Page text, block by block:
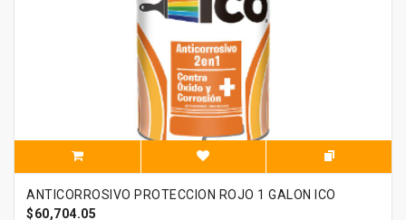
ANTICORROSIVO PROTECCION ROJO 1 GALON ICO
$60,704.05